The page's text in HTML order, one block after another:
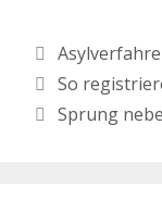
So
Sprung